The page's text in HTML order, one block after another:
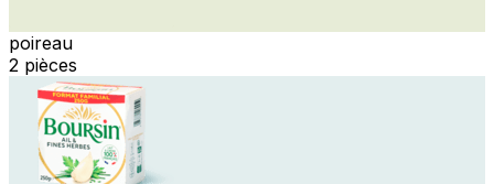
poireau
2 pièces